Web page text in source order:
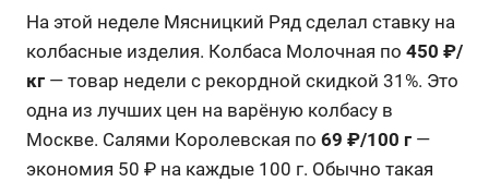
На этой неделе Мясницкий Ряд сделал ставку на
колбасные изделия. Колбаса Молочная по 450 ₽/
кг — товар недели с рекордной скидкой 31%. Это
одна из лучших цен на варёную колбасу в
Москве. Салями Королевская по 69 ₽/100 г —
экономия 50 ₽ на каждые 100 г. Обычно такая